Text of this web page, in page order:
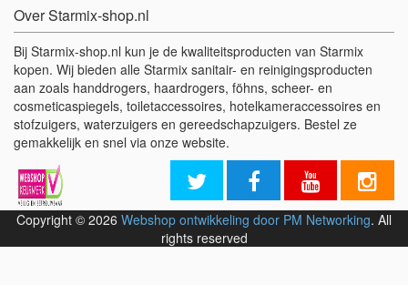
Over Starmix-shop.nl
Bij Starmix-shop.nl kun je de kwaliteitsproducten van Starmix
kopen. Wij bieden alle Starmix sanitair- en reinigingsproducten
aan zoals handdrogers, haardrogers, föhns, scheer- en
cosmeticaspiegels, toiletaccessoires, hotelkameraccessoires en
stofzuigers, waterzuigers en gereedschapzuigers. Bestel ze
gemakkelijk en snel via onze website.
Copyright © 2026 Webshop ontwikkeling door PM Networking. All
rights reserved